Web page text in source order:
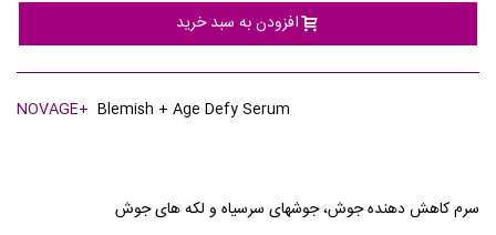
افزودن به سبد خرید
NOVAGE+ Blemish + Age Defy Serum
سرم کاهش دهنده جوش، جوشهای سرسیاه و لکه های جوش